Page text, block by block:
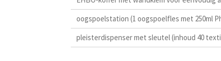
oogspoelstation (1 oogspoelfles met 250ml
pleisterdispenser met sleutel (inhoud 40